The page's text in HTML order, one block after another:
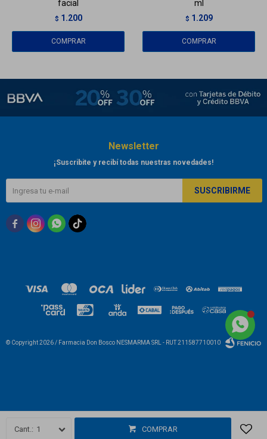
1 COMPRAR
facial
$ 1.200
ml
$ 1.209
Newsletter
¡Suscribite y recibí todas nuestras novedades!
SUSCRIBIRME
  
© Copyright 2026 / Farmacia Don Bosco NESMARMA SRL - RUT 211587710010
Fenicio